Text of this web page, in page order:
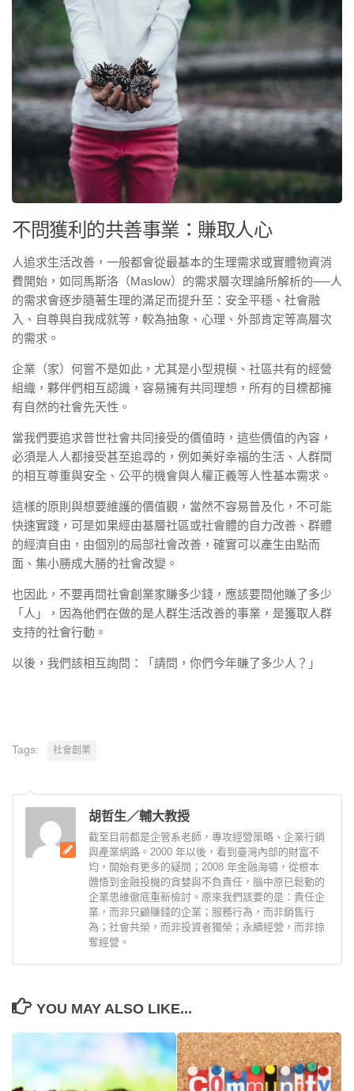
不問獲利的共善事業：賺取人心
人追求生活改善，一般都會從最基本的生理需求或實體物資消
費開始，如同馬斯洛（Maslow）的需求層次理論所解析的──人
的需求會逐步隨著生理的滿足而提升至：安全平穩、社會融
入、自尊與自我成就等，較為抽象、心理、外部肯定等高層次
的需求。
企業（家）何嘗不是如此，尤其是小型規模、社區共有的經營
組織，夥伴們相互認識，容易擁有共同理想，所有的目標都擁
有自然的社會先天性。
當我們要追求普世社會共同接受的價值時，這些價值的內容，
必須是人人都接受甚至追尋的，例如美好幸福的生活、人群間
的相互尊重與安全、公平的機會與人權正義等人性基本需求。
這樣的原則與想要維護的價值觀，當然不容易普及化，不可能
快速實踐，可是如果經由基層社區或社會體的自力改善、群體
的經濟自由，由個別的局部社會改善，確實可以產生由點而
面、集小勝成大勝的社會改變。
也因此，不要再問社會創業家賺多少錢，應該要問他賺了多少
「人」，因為他們在做的是人群生活改善的事業，是獲取人群
支持的社會行動。
以後，我們該相互詢問：「請問，你們今年賺了多少人？」
Tags: 社會創業
胡哲生／輔大教授
截至目前都是企管系老師，專攻經營策略、企業行銷
與產業網路。2000 年以後，看到臺灣內部的財富不
均，開始有更多的疑問；2008 年金融海嘯，從根本
體悟到金融投機的貪婪與不負責任，腦中原已鬆動的
企業思維徹底重新檢討。原來我們該要的是：責任企
業，而非只顧賺錢的企業；服務行為，而非銷售行
為；社會共榮，而非投資者獨榮；永續經營，而非掠
奪經營。
YOU MAY ALSO LIKE...